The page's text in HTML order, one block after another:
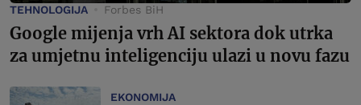
TEHNOLOGIJA Forbes BiH
Google mijenja vrh AI sektora dok utrka
za umjetnu inteligenciju ulazi u novu fazu
EKONOMIJA